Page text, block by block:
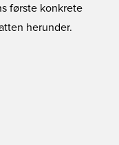
første konkrete
herunder.